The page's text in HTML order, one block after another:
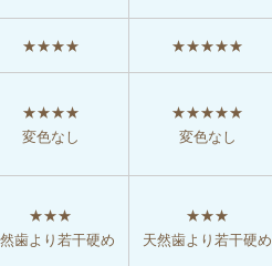
★★★★ ★★★★★
★★★★
変色なし
★★★★★
変色なし
★★★
歯より若干硬め
★★★
天然歯より若干硬め